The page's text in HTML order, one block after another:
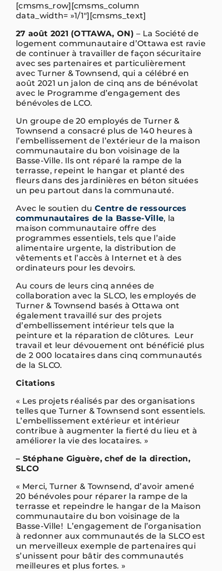
[cmsms_row][cmsms_column
data_width= »1/1″][cmsms_text]
27 août 2021 (OTTAWA, ON)– La Société de
logement communautaire d’Ottawa est ravie
de continuer à travailler de façon sécuritaire
avec ses partenaires et particulièrement
avec Turner & Townsend, qui a célébré en
août 2021 un jalon de cinq ans de bénévolat
avec le Programme d’engagement des
bénévoles de LCO.
Un groupe de 20 employés de Turner &
Townsend a consacré plus de 140 heures à
l’embellissement de l’extérieur de la maison
communautaire du bon voisinage de la
Basse-Ville. Ils ont réparé la rampe de la
terrasse, repeint le hangar et planté des
fleurs dans des jardinières en béton situées
un peu partout dans la communauté.
Avec le soutien duCentre de ressources
communautaires de la Basse-Ville, la
maison communautaire offre des
programmes essentiels, tels que l’aide
alimentaire urgente, la distribution de
vêtements et l’accès à Internet et à des
ordinateurs pour les devoirs.
Au cours de leurs cinq années de
collaboration avec la SLCO, les employés de
Turner & Townsend basés à Ottawa ont
également travaillé sur des projets
d’embellissement intérieur tels que la
peinture et la réparation de clôtures. Leur
travail et leur dévouement ont bénéficié plus
de 2 000 locataires dans cinq communautés
de la SLCO.
Citations
« Les projets réalisés par des organisations
telles que Turner & Townsend sont essentiels.
L’embellissement extérieur et intérieur
contribue à augmenter la fierté du lieu et à
améliorer la vie des locataires. »
– Stéphane Giguère, chef de la direction,
SLCO
« Merci, Turner & Townsend, d’avoir amené
20 bénévoles pour réparer la rampe de la
terrasse et repeindre le hangar de la Maison
communautaire du bon voisinage de la
Basse-Ville! L’engagement de l’organisation
à redonner aux communautés de la SLCO est
un merveilleux exemple de partenaires qui
s’unissent pour bâtir des communautés
meilleures et plus fortes. »